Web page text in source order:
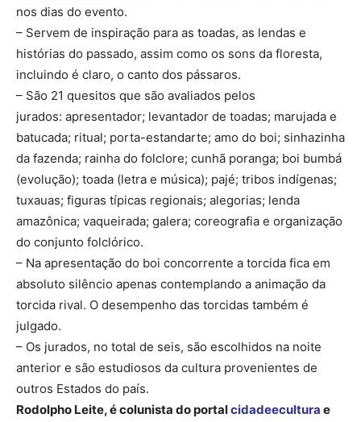
nos dias do evento.
– Servem de inspiração para as toadas, as lendas e
histórias do passado, assim como os sons da floresta,
incluindo é claro, o canto dos pássaros.
– São 21 quesitos que são avaliados pelos
jurados: apresentador; levantador de toadas; marujada e
batucada; ritual; porta-estandarte; amo do boi; sinhazinha
da fazenda; rainha do folclore; cunhã poranga; boi bumbá
(evolução); toada (letra e música); pajé; tribos indígenas;
tuxauas; figuras típicas regionais; alegorias; lenda
amazônica; vaqueirada; galera; coreografia e organização
do conjunto folclórico.
– Na apresentação do boi concorrente a torcida fica em
absoluto silêncio apenas contemplando a animação da
torcida rival. O desempenho das torcidas também é
julgado.
– Os jurados, no total de seis, são escolhidos na noite
anterior e são estudiosos da cultura provenientes de
outros Estados do país.
Rodolpho Leite, é colunista do portalcidadeecultura e